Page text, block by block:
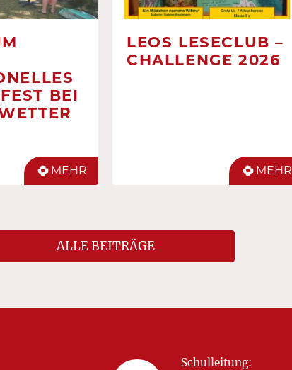
BEI
MEHR
LEOS LESECLUB –
CHALLENGE 2026
MEHR
ALLE BEITRÄGE
Schulleitung: